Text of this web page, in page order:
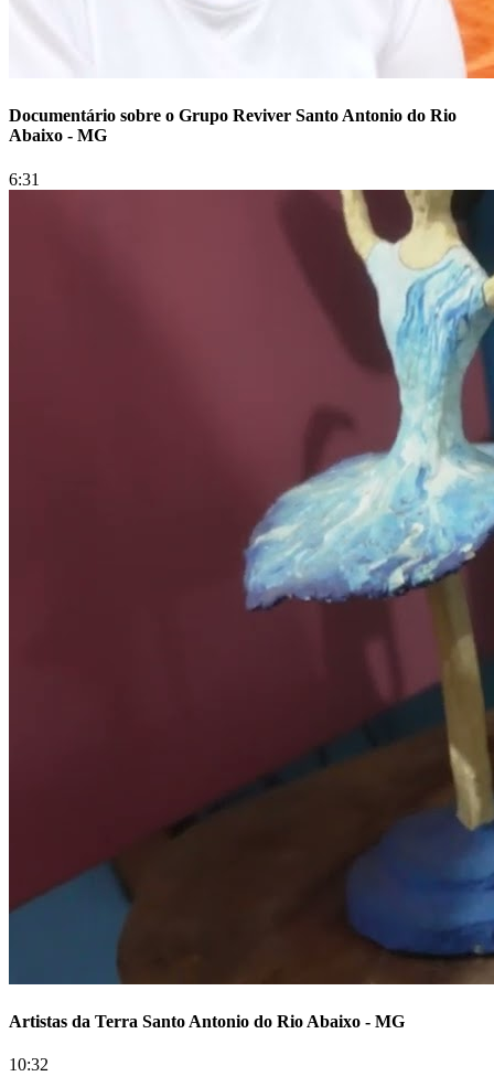
Documentário sobre o Grupo Reviver Santo Antonio do Rio
Abaixo - MG
6:31
Artistas da Terra Santo Antonio do Rio Abaixo - MG
10:32